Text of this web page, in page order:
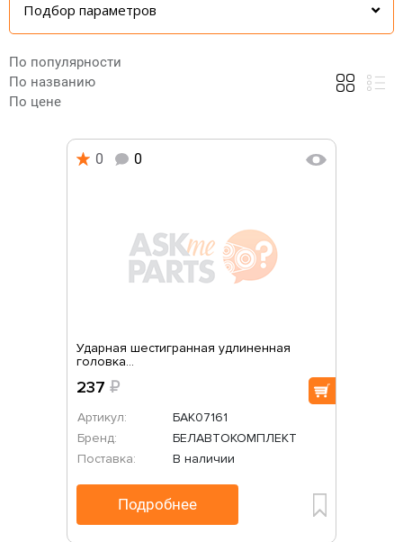
Подбор параметров
По популярности
По названию
По цене
0 0
Ударная шестигранная удлиненная
головка...
237 ₽
Артикул:
БАК07161
Бренд:
БЕЛАВТОКОМПЛЕКТ
Поставка:
В наличии
Подробнее